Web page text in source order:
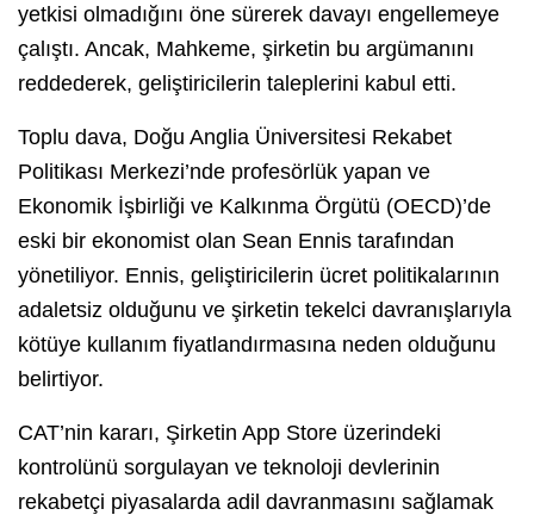
yetkisi olmadığını öne sürerek davayı engellemeye
çalıştı. Ancak, Mahkeme, şirketin bu argümanını
reddederek, geliştiricilerin taleplerini kabul etti.
Toplu dava, Doğu Anglia Üniversitesi Rekabet
Politikası Merkezi’nde profesörlük yapan ve
Ekonomik İşbirliği ve Kalkınma Örgütü (OECD)’de
eski bir ekonomist olan Sean Ennis tarafından
yönetiliyor. Ennis, geliştiricilerin ücret politikalarının
adaletsiz olduğunu ve şirketin tekelci davranışlarıyla
kötüye kullanım fiyatlandırmasına neden olduğunu
belirtiyor.
CAT’nin kararı, Şirketin App Store üzerindeki
kontrolünü sorgulayan ve teknoloji devlerinin
rekabetçi piyasalarda adil davranmasını sağlamak